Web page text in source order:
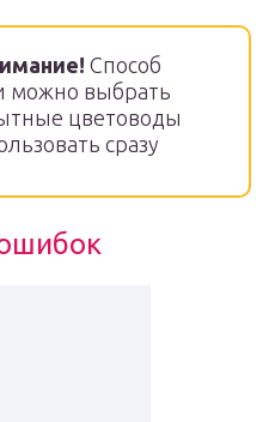
Способ
можно выбрать
цветоводы
сразу